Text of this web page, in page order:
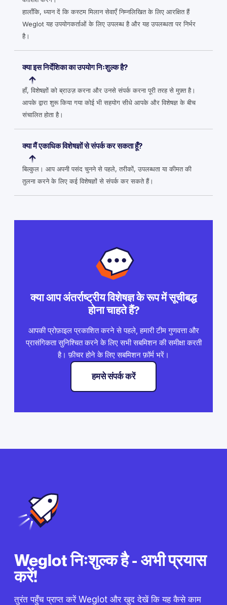
हालाँकि, ध्यान दें कि कस्टम मिलान सेवाएँ निम्नलिखित के लिए आरक्षित हैं
Weglot यह उपयोगकर्ताओं के लिए उपलब्ध है और यह उपलब्धता पर निर्भर
है।
क्या इस निर्देशिका का उपयोग निःशुल्क है?
हाँ, विशेषज्ञों को ब्राउज़ करना और उनसे संपर्क करना पूरी तरह से मुफ़्त है।
आपके द्वारा शुरू किया गया कोई भी सहयोग सीधे आपके और विशेषज्ञ के बीच
संचालित होता है।
क्या मैं एकाधिक विशेषज्ञों से संपर्क कर सकता हूँ?
बिल्कुल। आप अपनी पसंद चुनने से पहले, तरीकों, उपलब्धता या कीमत की
तुलना करने के लिए कई विशेषज्ञों से संपर्क कर सकते हैं।
क्या आप अंतर्राष्ट्रीय विशेषज्ञ के रूप में सूचीबद्ध
होना चाहते हैं?
आपकी प्रोफ़ाइल प्रकाशित करने से पहले, हमारी टीम गुणवत्ता और
प्रासंगिकता सुनिश्चित करने के लिए सभी सबमिशन की समीक्षा करती
है। फ़ीचर होने के लिए सबमिशन फ़ॉर्म भरें।
हमसे संपर्क करें
Weglot निःशुल्क है - अभी प्रयास
करें!
तुरंत पहुँच प्राप्त करें Weglot और खुद देखें कि यह कैसे काम